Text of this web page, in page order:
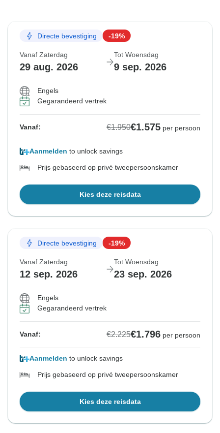
Directe bevestiging -19%
Vanaf Zaterdag
29 aug. 2026
Tot Woensdag
9 sep. 2026
Engels
Gegarandeerd vertrek
Vanaf: €1.950€1.575 per persoon
Aanmelden to unlock savings
Prijs gebaseerd op privé tweepersoonskamer
Kies deze reisdata
Directe bevestiging -19%
Vanaf Zaterdag
12 sep. 2026
Tot Woensdag
23 sep. 2026
Engels
Gegarandeerd vertrek
Vanaf: €2.225€1.796 per persoon
Aanmelden to unlock savings
Prijs gebaseerd op privé tweepersoonskamer
Kies deze reisdata